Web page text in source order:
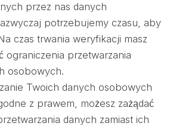
przez nas danych
potrzebujemy czasu, aby
czas trwania weryfikacji masz
ograniczenia przetwarzania
osobowych.
Twoich danych osobowych
z prawem, możesz zażądać
danych zamiast ich